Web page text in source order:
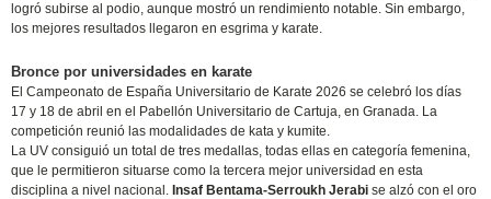
logró subirse al podio, aunque mostró un rendimiento notable. Sin embargo,
los mejores resultados llegaron en esgrima y karate.
Bronce por universidades en karate
El Campeonato de España Universitario de Karate 2026 se celebró los días
17 y 18 de abril en el Pabellón Universitario de Cartuja, en Granada. La
competición reunió las modalidades de kata y kumite.
La UV consiguió un total de tres medallas, todas ellas en categoría femenina,
que le permitieron situarse como la tercera mejor universidad en esta
disciplina a nivel nacional. Insaf Bentama-Serroukh Jerabi se alzó con el oro